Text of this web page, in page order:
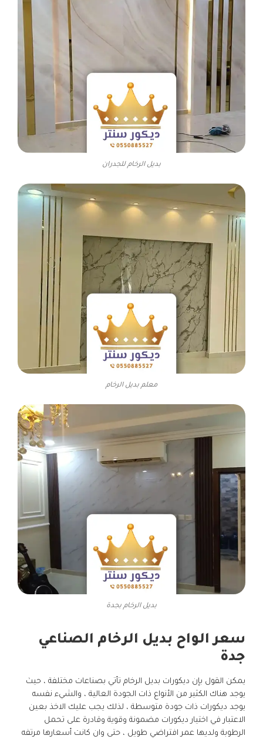
بديل الرخام للجدران
معلم بديل الرخام
بديل الرخام بجدة
سعر الواح بديل الرخام الصناعي
جدة
يمكن القول بإن ديكورات بديل الرخام تأتي بصناعات مختلفة ، حيث
يوجد هناك الكثير من الأنواع ذات الجودة العالية ، والشيء نفسه
يوجد ديكورات ذات جودة متوسطة ، لذلك يجب عليك الاخذ بعين
الاعتبار في اختيار ديكورات مضمونة وقوية وقادرة على تحمل
الرطوبة ولديها عمر افتراضي طويل ، حتى وان كانت أسعارها مرتفه